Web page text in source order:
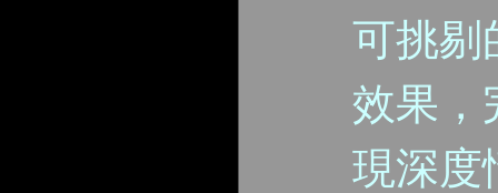
可挑剔
效果，
現深度